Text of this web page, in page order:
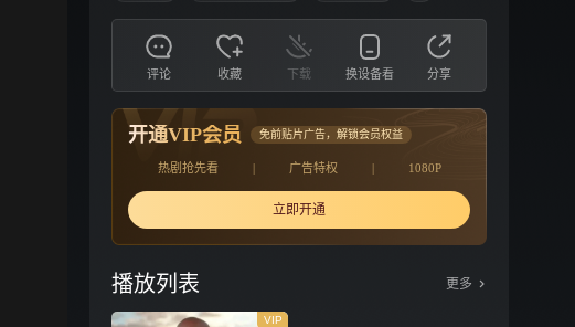
评论 收藏 下载 换设备看 分享
开通VIP会员 免前贴片广告，解锁会员权益
热剧抢先看 | 广告特权 | 1080P
立即开通
播放列表 更多
VIP